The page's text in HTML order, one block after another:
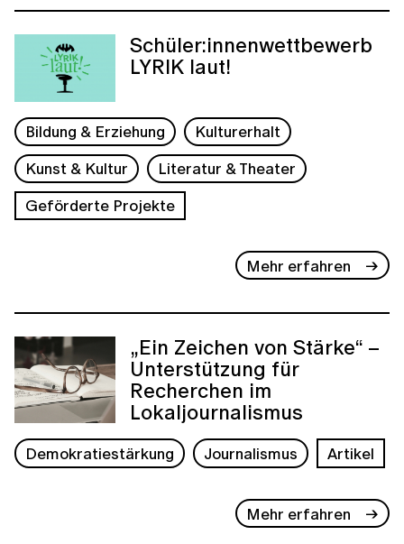
Schüler:innenwettbewerb
LYRIK laut!
Bildung & Erziehung
Kulturerhalt
Kunst & Kultur
Literatur & Theater
Geförderte Projekte
Mehr erfahren
„Ein Zeichen von Stärke“ –
Unterstützung für
Recherchen im
Lokaljournalismus
Demokratiestärkung Journalismus Artikel
Mehr erfahren